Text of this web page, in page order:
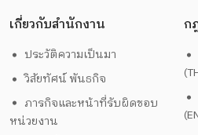
เกี่ยวกับสำนักงาน
ประวัติความเป็นมา
วิสัยทัศน์ พันธกิจ
ภารกิจและหน้าที่รับผิดชอบ
หน่วยงาน
ก